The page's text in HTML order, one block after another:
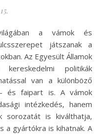
játszanak a
Az Egyesült Államok
politikák
van a különböző
és faipart is. A vámok
intézkedés, hanem
sorozatát is kiválthatja,
a gyártókra is kihatnak. A